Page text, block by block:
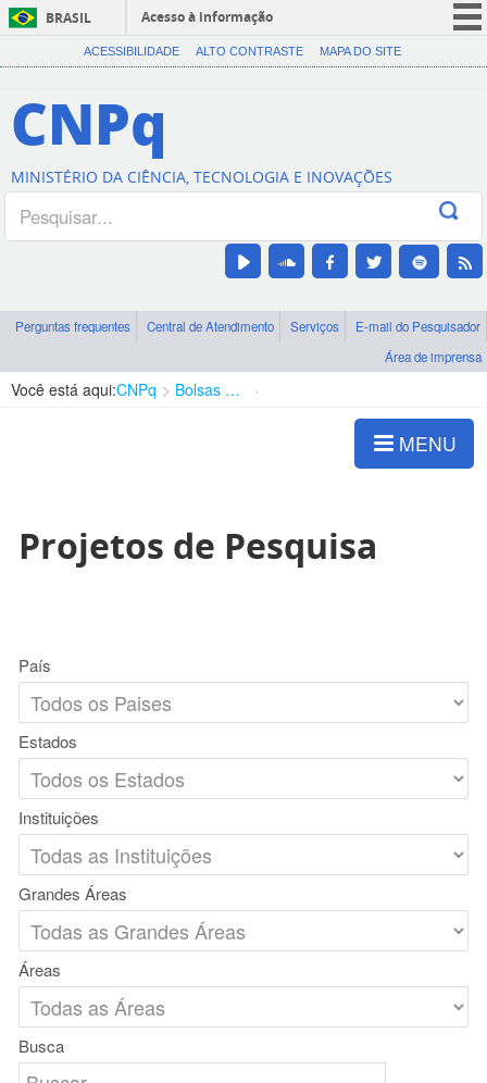
BRASIL
Acesso à informação
CORONAVÍRUS (COVID-19)
Canais
ACESSIBILIDADE ALTO CONTRASTE MAPA DO SITE
CNPq
MINISTÉRIO DA CIÊNCIA, TECNOLOGIA E INOVAÇÕES
Perguntas frequentes Central de Atendimento Serviços
E-mail do Pesquisador
Área de imprensa
Você está aqui:CNPq Bolsas e Auxílios Vigentes
MENU
Projetos de Pesquisa
País
Estados
Instituições
Grandes Áreas
Áreas
Busca